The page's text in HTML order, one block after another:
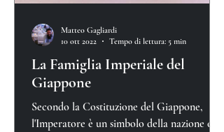
La Famiglia Imperiale del
Giappone
Secondo la Costituzione del Giappone,
l'Imperatore è un simbolo della nazione e
Matteo Gagliardi
10 ott 2022
Tempo di lettura: 5 min